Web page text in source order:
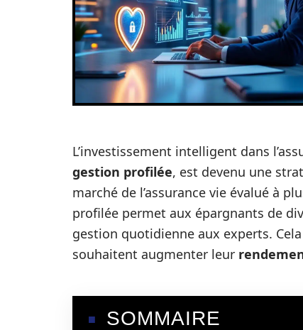
L’investissement intelligent dans
gestion profilée, est devenu une
marché de l’assurance vie évalué à
profilée permet aux épargnants de
gestion quotidienne aux experts.
souhaitent augmenter leur
SOMMAIRE